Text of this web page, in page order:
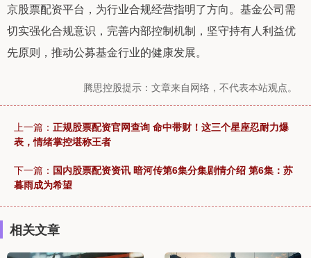
京股票配资平台，为行业合规经营指明了方向。基金公司需
切实强化合规意识，完善内部控制机制，坚守持有人利益优
先原则，推动公募基金行业的健康发展。
腾思控股提示：文章来自网络，不代表本站观点。
上一篇： 正规股票配资官网查询 命中带财！这三个星座忍耐力爆
表，情绪掌控堪称王者
下一篇： 国内股票配资资讯 暗河传第6集分集剧情介绍 第6集：苏
暮雨成为希望
相关文章